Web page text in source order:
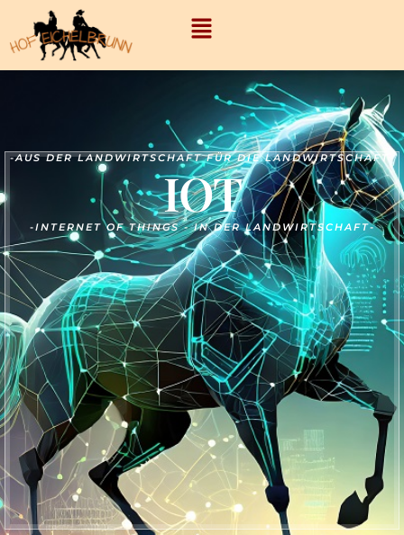
-AUS DER LANDWIRTSCHAFT FÜR DIE LANDWIRTSCHAFT-
IOT
-INTERNET OF THINGS - IN DER LANDWIRTSCHAFT-